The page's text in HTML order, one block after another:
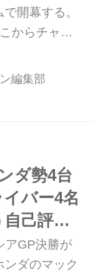
開幕する。
からチャン
ていきそう
持つテクニ
中のメルセ
9勝目をあ
GPで接触し
ミルトンはど
ーズン終盤
が始まる。
編集部
ダ勢4台
バー4名
己評価
スポー
アGP決勝が
ダのマック